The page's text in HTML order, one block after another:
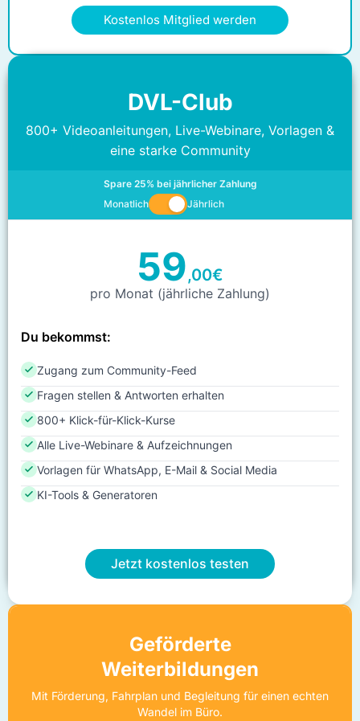
Kostenlos Mitglied werden
DVL-Club
800+ Videoanleitungen, Live-Webinare, Vorlagen &
eine starke Community
Spare 25% bei jährlicher Zahlung
Monatlich
Jährlich
59,00€
pro Monat (jährliche Zahlung)
Du bekommst:
Zugang zum Community-Feed
Fragen stellen & Antworten erhalten
800+ Klick-für-Klick-Kurse
Alle Live-Webinare & Aufzeichnungen
Vorlagen für WhatsApp, E-Mail & Social Media
KI-Tools & Generatoren
Jetzt kostenlos testen
Geförderte
Weiterbildungen
Mit Förderung, Fahrplan und Begleitung für einen echten
Wandel im Büro.